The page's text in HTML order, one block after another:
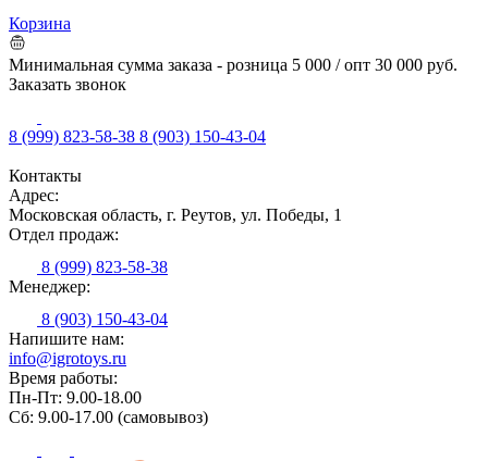
Корзина
Минимальная сумма заказа - розница 5 000 / опт 30 000 руб.
Заказать звонок
8 (999) 823-58-38 8 (903) 150-43-04
Контакты
Адрес:
Московская область, г. Реутов, ул. Победы, 1
Отдел продаж:
8 (999) 823-58-38
Менеджер:
8 (903) 150-43-04
Напишите нам:
info@igrotoys.ru
Время работы:
Пн-Пт: 9.00-18.00
Сб: 9.00-17.00 (самовывоз)